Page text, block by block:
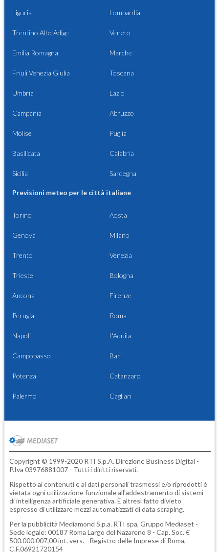
Liguria Lombardia
Trentino Alto Adige Veneto
Emilia Romagna Marche
Friuli Venezia Giulia Toscana
Umbria Lazio
Campania Abruzzo
Molise Puglia
Basilicata Calabria
Sicilia Sardegna
Previsioni meteo per le città italiane
Torino Aosta
Genova Milano
Trento Venezia
Trieste Bologna
Ancona Firenze
Perugia Roma
Napoli L'Aquila
Campobasso Bari
Potenza Catanzaro
Palermo Cagliari
Copyright © 1999-2020 RTI S.p.A. Direzione Business Digital -
P.Iva 03976881007 - Tutti i diritti riservati.
Rispetto ai contenuti e ai dati personali trasmessi e/o riprodotti è
vietata ogni utilizzazione funzionale all'addestramento di sistemi
di intelligenza artificiale generativa. È altresì fatto divieto
espresso di utilizzare mezzi automatizzati di data scraping.
Per la pubblicità Mediamond S.p.a. RTI spa, Gruppo Mediaset -
Sede legale: 00187 Roma Largo del Nazareno 8 - Cap. Soc. €
500.000.007,00 int. vers. - Registro delle Imprese di Roma,
C.F.06921720154